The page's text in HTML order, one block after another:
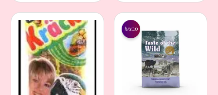
מבצע!
המחיר
המקורי
היה:
₪ 300.00.
המחיר
הנוכחי
הוא:
₪ 270.00.